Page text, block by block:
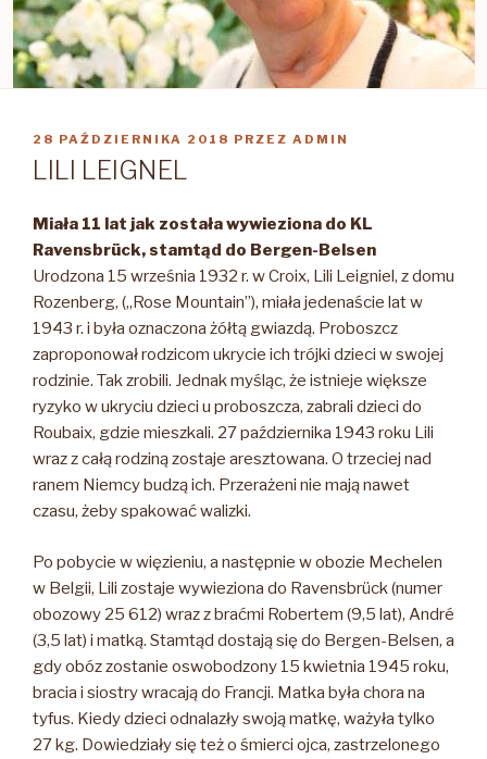
OPUBLIKOWANE
W
28 PAŹDZIERNIKA 2018 PRZEZ ADMIN
LILI LEIGNEL
Miała 11 lat jak została wywieziona do KL
Ravensbrück, stamtąd do Bergen-Belsen
Urodzona 15 września 1932 r. w Croix, Lili Leigniel, z domu
Rozenberg, („Rose Mountain”), miała jedenaście lat w
1943 r. i była oznaczona żółtą gwiazdą. Proboszcz
zaproponował rodzicom ukrycie ich trójki dzieci w swojej
rodzinie. Tak zrobili. Jednak myśląc, że istnieje większe
ryzyko w ukryciu dzieci u proboszcza, zabrali dzieci do
Roubaix, gdzie mieszkali. 27 października 1943 roku Lili
wraz z całą rodziną zostaje aresztowana. O trzeciej nad
ranem Niemcy budzą ich. Przerażeni nie mają nawet
czasu, żeby spakować walizki.
Po pobycie w więzieniu, a następnie w obozie Mechelen
w Belgii, Lili zostaje wywieziona do Ravensbrück (numer
obozowy 25 612) wraz z braćmi Robertem (9,5 lat), André
(3,5 lat) i matką. Stamtąd dostają się do Bergen-Belsen, a
gdy obóz zostanie oswobodzony 15 kwietnia 1945 roku,
bracia i siostry wracają do Francji. Matka była chora na
tyfus. Kiedy dzieci odnalazły swoją matkę, ważyła tylko
27 kg. Dowiedziały się też o śmierci ojca, zastrzelonego